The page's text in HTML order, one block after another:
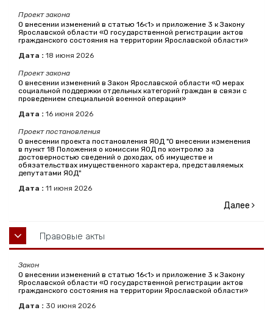
Проект закона
О внесении изменений в статью 16<1> и приложение 3 к Закону
Ярославской области «О государственной регистрации актов
гражданского состояния на территории Ярославской области»
Дата : 18 июня 2026
Проект закона
О внесении изменений в Закон Ярославской области «О мерах
социальной поддержки отдельных категорий граждан в связи с
проведением специальной военной операции»
Дата : 16 июня 2026
Проект постановления
О внесении проекта постановления ЯОД "О внесении изменения
в пункт 18 Положения о комиссии ЯОД по контролю за
достоверностью сведений о доходах, об имуществе и
обязательствах имущественного характера, представляемых
депутатами ЯОД"
Дата : 11 июня 2026
Далее
Правовые акты
Закон
О внесении изменений в статью 16<1> и приложение 3 к Закону
Ярославской области «О государственной регистрации актов
гражданского состояния на территории Ярославской области»
Дата : 30 июня 2026